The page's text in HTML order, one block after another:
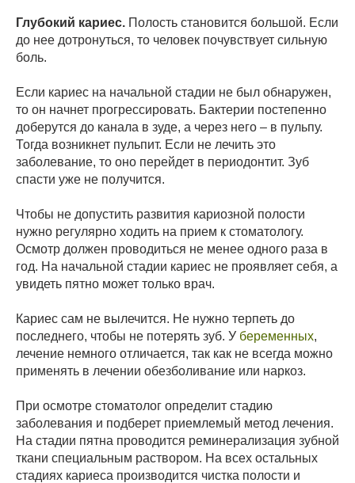
Глубокий кариес. Полость становится большой. Если
до нее дотронуться, то человек почувствует сильную
боль.
Если кариес на начальной стадии не был обнаружен,
то он начнет прогрессировать. Бактерии постепенно
доберутся до канала в зуде, а через него – в пульпу.
Тогда возникнет пульпит. Если не лечить это
заболевание, то оно перейдет в периодонтит. Зуб
спасти уже не получится.
Чтобы не допустить развития кариозной полости
нужно регулярно ходить на прием к стоматологу.
Осмотр должен проводиться не менее одного раза в
год. На начальной стадии кариес не проявляет себя, а
увидеть пятно может только врач.
Кариес сам не вылечится. Не нужно терпеть до
последнего, чтобы не потерять зуб. У беременных,
лечение немного отличается, так как не всегда можно
применять в лечении обезболивание или наркоз.
При осмотре стоматолог определит стадию
заболевания и подберет приемлемый метод лечения.
На стадии пятна проводится реминерализация зубной
ткани специальным раствором. На всех остальных
стадиях кариеса производится чистка полости и